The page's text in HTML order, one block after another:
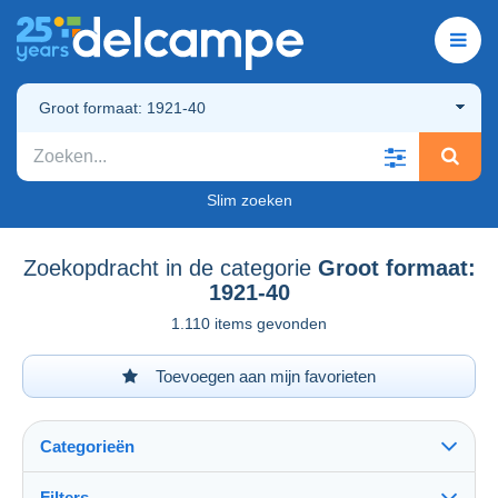
Groot formaat: 1921-40
Slim zoeken
Zoekopdracht in de categorie Groot formaat:
1921-40
1.110 items gevonden
Toevoegen aan mijn favorieten
Categorieën